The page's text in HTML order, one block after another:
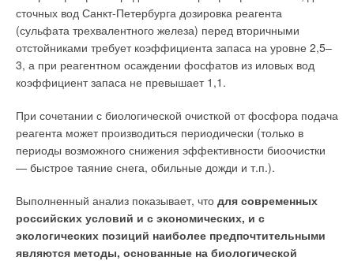
сточных вод Санкт-Петербурга дозировка реагента
(сульфата трехвалентного железа) перед вторичными
отстойниками требует коэффициента запаса на уровне 2,5–
3, а при реагентном осаждении фосфатов из иловых вод
коэффициент запаса не превышает 1,1.
При сочетании с биологической очисткой от фосфора подача
реагента может производиться периодически (только в
периоды возможного снижения эффективности биоочистки
— быстрое таяние снега, обильные дожди и т.п.).
Выполненный анализ показывает, что для современных
российских условий и с экономических, и с
экологических позиций наиболее предпочтительными
являются методы, основанные на биологической